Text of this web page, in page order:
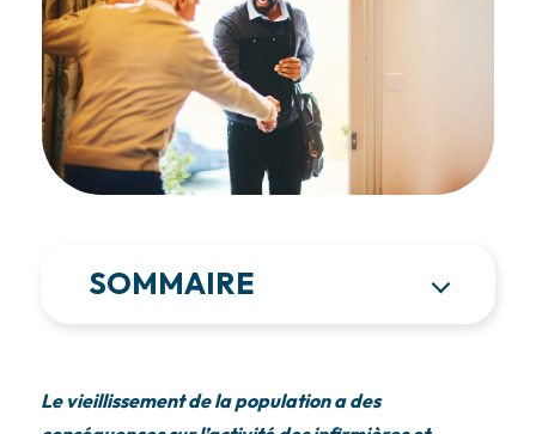
SOMMAIRE
Le vieillissement de la population a des